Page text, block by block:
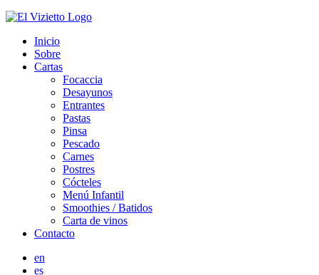
Inicio
Sobre
Cartas
Focaccia
Desayunos
Entrantes
Pastas
Pinsa
Pescado
Carnes
Postres
Cócteles
Menú Infantil
Smoothies / Batidos
Carta de vinos
Contacto
en
es